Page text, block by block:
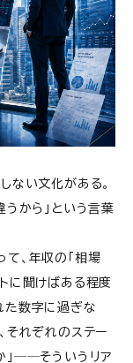
ない文化がある。
うから」という言葉
、年収の「相場
に聞けばある程度
た数字に過ぎな
それぞれのステー
」──そういうリア